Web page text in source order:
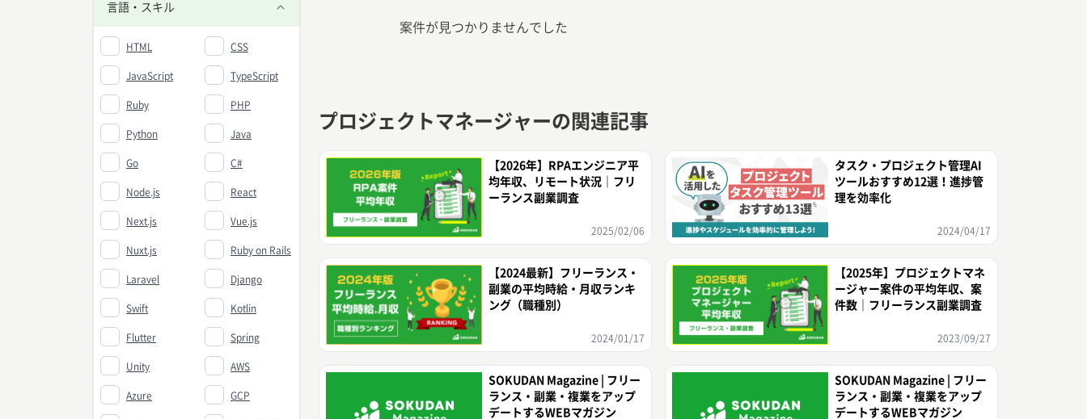
案件が見つかりませんでした
プロジェクトマネージャーの関連記事
【2026年】RPAエンジニア平
均年収、リモート状況｜フリ
ーランス副業調査
2025/02/06
タスク・プロジェクト管理AI
ツールおすすめ12選！進捗管
理を効率化
2024/04/17
【2024最新】フリーランス・
副業の平均時給・月収ランキ
ング（職種別）
2024/01/17
【2025年】プロジェクトマネ
ージャー案件の平均年収、案
件数｜フリーランス副業調査
2023/09/27
SOKUDAN Magazine | フリー
ランス・副業・複業をアップ
デートするWEBマガジン
SOKUDAN Magazine | フリー
ランス・副業・複業をアップ
デートするWEBマガジン
言語・スキル
HTML CSS
JavaScript TypeScript
Ruby PHP
Python Java
Go C#
Node.js React
Next.js Vue.js
Nuxt.js Ruby on Rails
Laravel Django
Swift Kotlin
Flutter Spring
Unity AWS
Azure GCP